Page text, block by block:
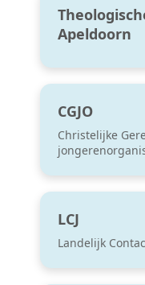
Apeldoorn
CGJO
Christelijke
LCJ
Landelijk